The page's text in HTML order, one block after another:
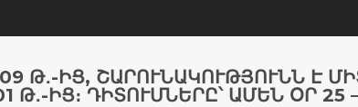
Թ․-ԻՑ, ՇԱՐՈՒՆԱԿՈՒԹՅՈՒՆՆ Է
Թ․-ԻՑ։ ԴԻՏՈՒՄՆԵՐԸ՝ ԱՄԵՆ ՕՐ 25